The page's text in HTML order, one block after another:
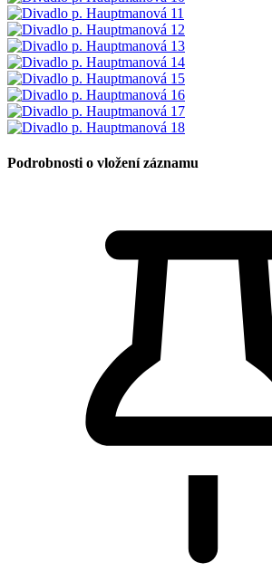
Podrobnosti o vložení záznamu